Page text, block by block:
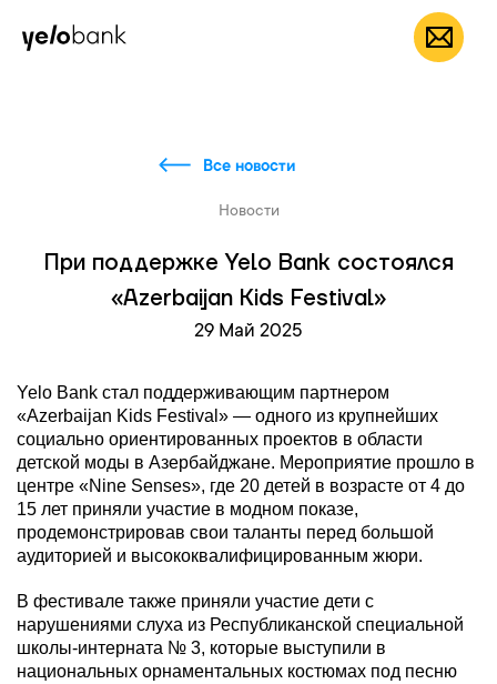
Частным лицам RU
Все новости
Новости
При поддержке Yelo Bank состоялся
«Azerbaijan Kids Festival»
29 Май 2025
Yelo Bank стал поддерживающим партнером
«Azerbaijan Kids Festival» — одного из крупнейших
социально ориентированных проектов в области
детской моды в Азербайджане. Мероприятие прошло в
центре «Nine Senses», где 20 детей в возрасте от 4 до
15 лет приняли участие в модном показе,
продемонстрировав свои таланты перед большой
аудиторией и высококвалифицированным жюри.
В фестивале также приняли участие дети с
нарушениями слуха из Республиканской специальной
школы-интерната № 3, которые выступили в
национальных орнаментальных костюмах под песню